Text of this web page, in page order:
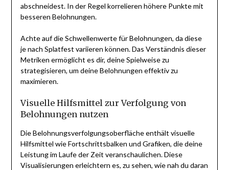
abschneidest. In der Regel korrelieren höhere Punkte mit
besseren Belohnungen.
Achte auf die Schwellenwerte für Belohnungen, da diese
je nach Splatfest variieren können. Das Verständnis dieser
Metriken ermöglicht es dir, deine Spielweise zu
strategisieren, um deine Belohnungen effektiv zu
maximieren.
Visuelle Hilfsmittel zur Verfolgung von
Belohnungen nutzen
Die Belohnungsverfolgungsoberfläche enthält visuelle
Hilfsmittel wie Fortschrittsbalken und Grafiken, die deine
Leistung im Laufe der Zeit veranschaulichen. Diese
Visualisierungen erleichtern es, zu sehen, wie nah du daran